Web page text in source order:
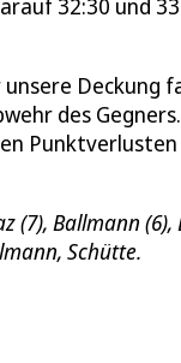
Deckung
des
(7), Ballmann
Schütte.